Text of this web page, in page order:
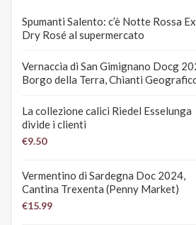
Spumanti Salento: c’è Notte Rossa
Dry Rosé al supermercato
Vernaccia di San Gimignano Docg
Borgo della Terra, Chianti
La collezione calici Riedel Esselunga
divide i clienti
€9.50
Vermentino di Sardegna Doc 2024,
Cantina Trexenta (Penny Market)
€15.99